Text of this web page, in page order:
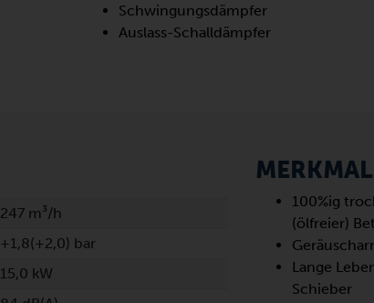
Schwingungsdämpfer
Auslass-Schalldämpfer
247 m³/h
+1,8(+2,0) bar
15,0 kW
100%ig
(ölfreier)
Lange
Schieber